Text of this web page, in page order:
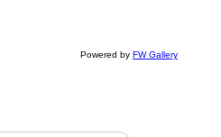
Powered by FW Gallery